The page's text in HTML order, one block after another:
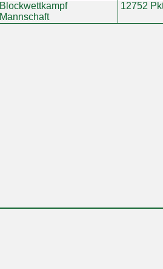
Blockwettkampf
Mannschaft
12752